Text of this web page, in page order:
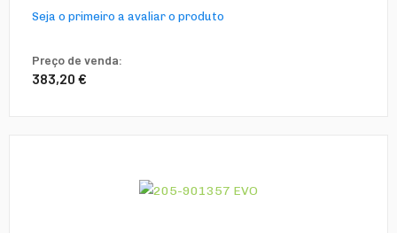
Seja o primeiro a avaliar o produto
Preço de venda:
383,20 €